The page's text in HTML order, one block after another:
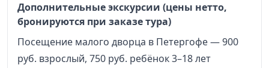
Дополнительные экскурсии (цены нетто,
бронируются при заказе тура)
Посещение малого дворца в Петергофе — 900
руб. взрослый, 750 руб. ребёнок 3–18 лет